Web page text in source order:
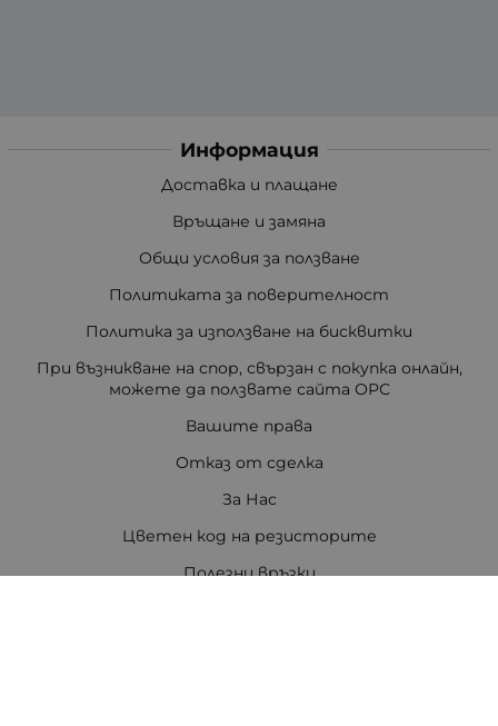
Информация
Доставка и плащане
Връщане и замяна
Общи условия за ползване
Политиката за поверителност
Политика за използване на бисквитки
При възникване на спор, свързан с покупка онлайн,
можете да ползвате сайта ОРС
Вашите права
Отказ от сделка
За Нас
Цветен код на резисторите
Полезни връзки